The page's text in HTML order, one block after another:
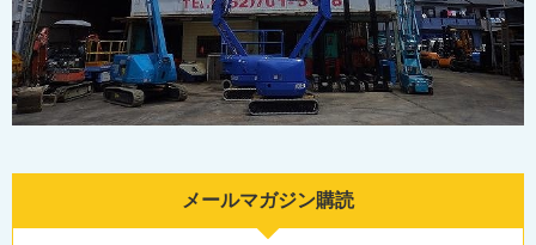
メールマガジン購読